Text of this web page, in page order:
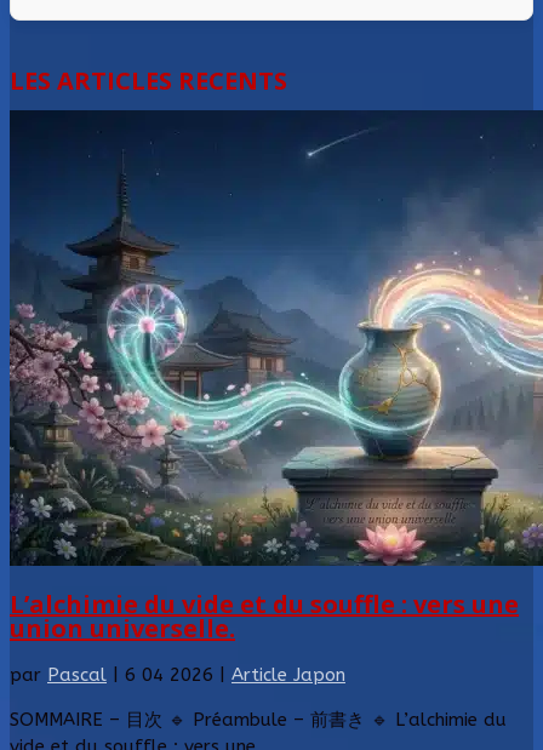
LES ARTICLES RECENTS
L’alchimie du vide et du souffle : vers une
union universelle.
par Pascal 6 04 2026 Article Japon
SOMMAIRE – 目次 🔹 Préambule – 前書き 🔹 L’alchimie du